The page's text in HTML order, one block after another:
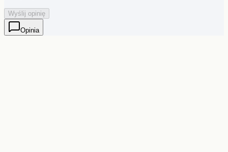
Wyślij opinię
Opinia